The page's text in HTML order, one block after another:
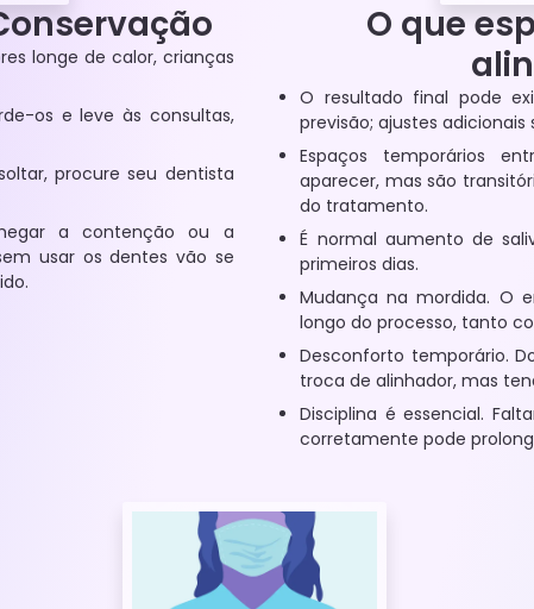
longe de calor, crianças
os e leve às consultas,
procure seu dentista
a contenção ou a
usar os dentes vão se
O que
O resultado final pode
previsão; ajustes adicionais
Espaços temporários
aparecer, mas são
do tratamento.
É normal aumento de
primeiros dias.
Mudança na mordida. O
longo do processo, tanto
Desconforto temporário.
troca de alinhador, mas
Disciplina é essencial.
corretamente pode